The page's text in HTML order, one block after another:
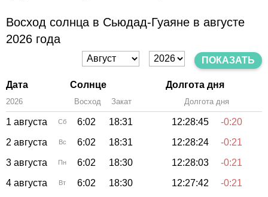
Восход солнца в Сьюдад-Гуаяне в августе
2026 года
ПОКАЗАТЬ
Дата Солнце Долгота дня
2026 Восход Закат Долгота дня
1 августа Сб 6:02 18:31 12:28:45
-0:20
2 августа
Вс 6:02 18:31 12:28:24
-0:21
3 августа
Пн 6:02 18:30 12:28:03
-0:21
4 августа
Вт 6:02 18:30 12:27:42
-0:21